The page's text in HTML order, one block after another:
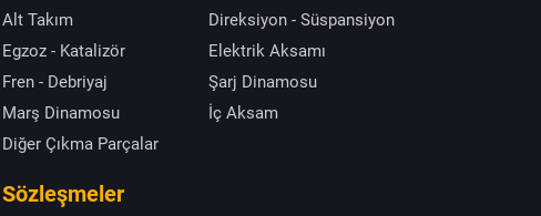
Alt Takım
Direksiyon - Süspansiyon
Egzoz - Katalizör
Elektrik Aksamı
Fren - Debriyaj
Şarj Dinamosu
Marş Dinamosu
İç Aksam
Diğer Çıkma Parçalar
Sözleşmeler